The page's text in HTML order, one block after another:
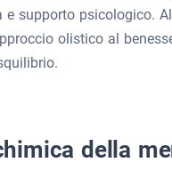
supporto psicologico.
olistico al
della